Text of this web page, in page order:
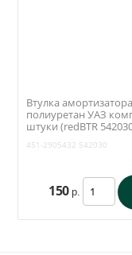
Втулка амортизатора
полиуретан УАЗ
штуки (redBTR
451-2905432 542030
150 р.